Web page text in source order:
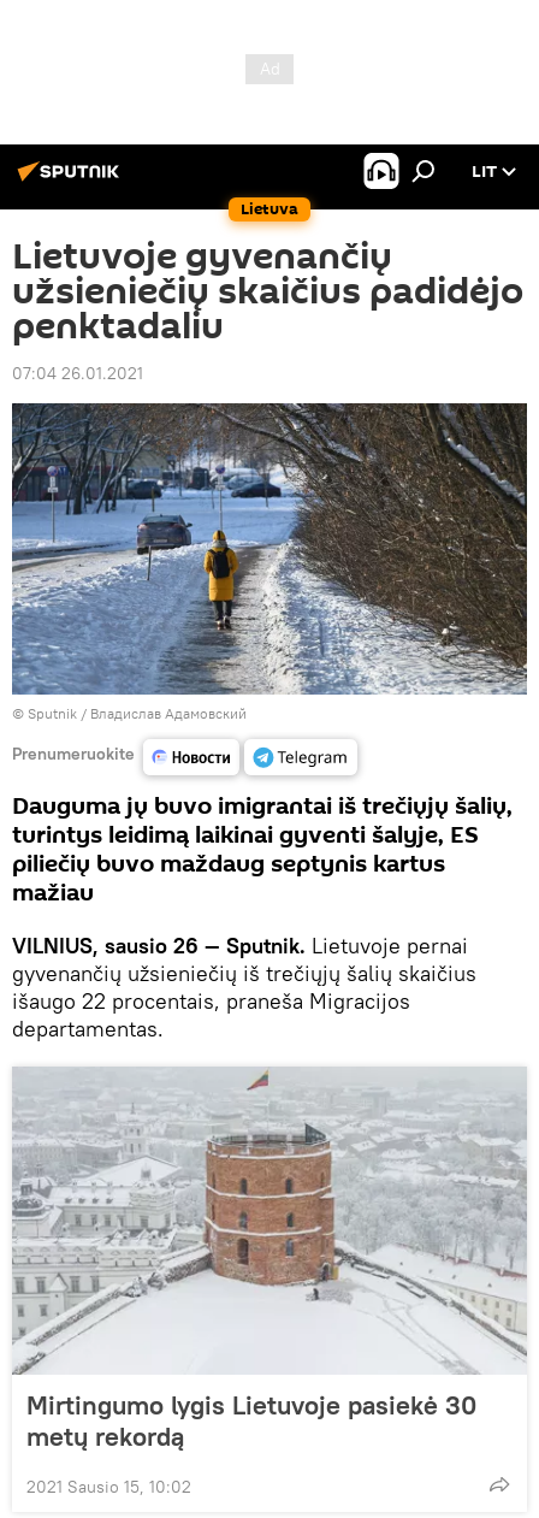
Lietuva
LIT
Lietuvoje gyvenančių
užsieniečių skaičius padidėjo
penktadaliu
07:04 26.01.2021
© Sputnik / Владислав Адамовский
Prenumeruokite
Dauguma jų buvo imigrantai iš trečiųjų šalių,
turintys leidimą laikinai gyventi šalyje, ES
piliečių buvo maždaug septynis kartus
mažiau
VILNIUS, sausio 26 — Sputnik. Lietuvoje pernai
gyvenančių užsieniečių iš trečiųjų šalių skaičius
išaugo 22 procentais, praneša Migracijos
departamentas.
Mirtingumo lygis Lietuvoje pasiekė 30
metų rekordą
2021 Sausio 15, 10:02